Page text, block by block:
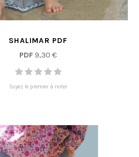
SHALIMAR PDF
PDF9,30 €
Soyez le premier à noter